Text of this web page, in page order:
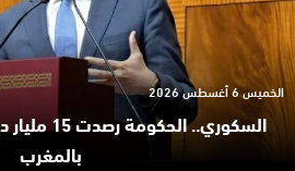
السكوري..
بالمغرب
الخميس 6 أغسطس 2026